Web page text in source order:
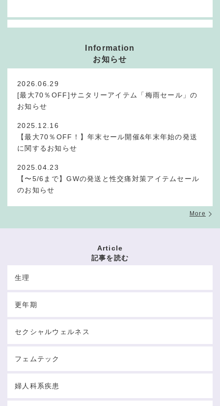
Information
お知らせ
2026.06.29
[最大70％OFF]サニタリーアイテム「梅雨セール」の
お知らせ
2025.12.16
【最大70％OFF！】年末セール開催&年末年始の発送
に関するお知らせ
2025.04.23
【〜5/6まで】GWの発送と性交痛対策アイテムセール
のお知らせ
More
Article
記事を読む
生理
更年期
セクシャルウェルネス
フェムテック
婦人科系疾患